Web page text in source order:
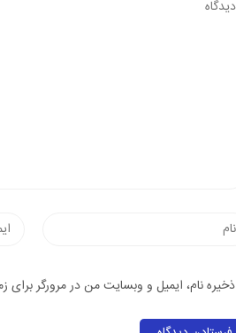
پست
ذخیره نام، ایمیل و وبسایت من در مرورگر برای